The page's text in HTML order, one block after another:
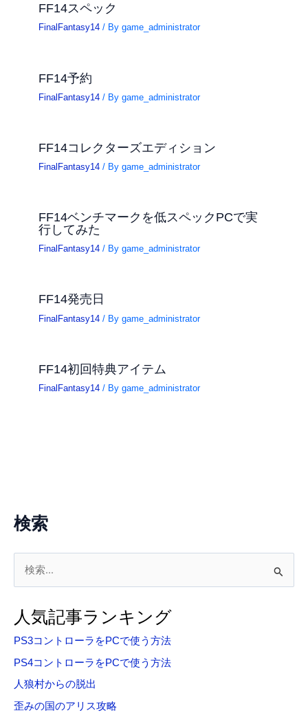
検索
象
:
人気記事ランキング
PS3コントローラをPCで使う方法
PS4コントローラをPCで使う方法
人狼村からの脱出
歪みの国のアリス攻略
FF14スペック
FinalFantasy14 / Bygame_administrator
FF14予約
FinalFantasy14 / Bygame_administrator
FF14コレクターズエディション
FinalFantasy14 / Bygame_administrator
FF14ベンチマークを低スペックPCで実
行してみた
FinalFantasy14 / Bygame_administrator
FF14発売日
FinalFantasy14 / Bygame_administrator
FF14初回特典アイテム
FinalFantasy14 / Bygame_administrator